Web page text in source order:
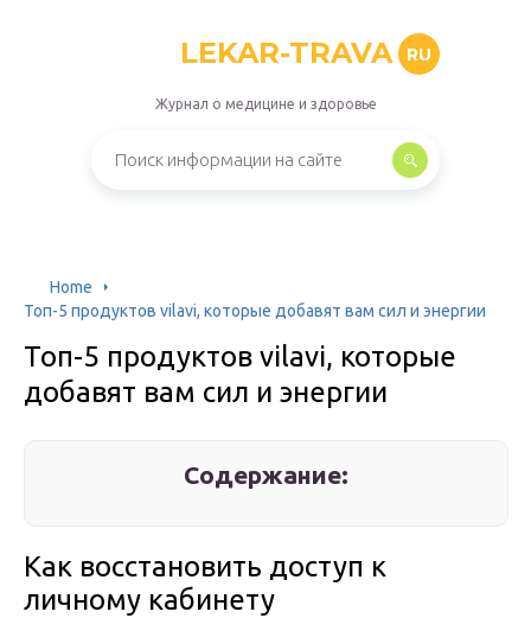
LEKAR-TRAVA RU
Журнал о медицине и здоровье
Home
Топ-5 продуктов vilavi, которые добавят вам сил и энергии
Топ-5 продуктов vilavi, которые
добавят вам сил и энергии
Содержание:
Как восстановить доступ к
личному кабинету